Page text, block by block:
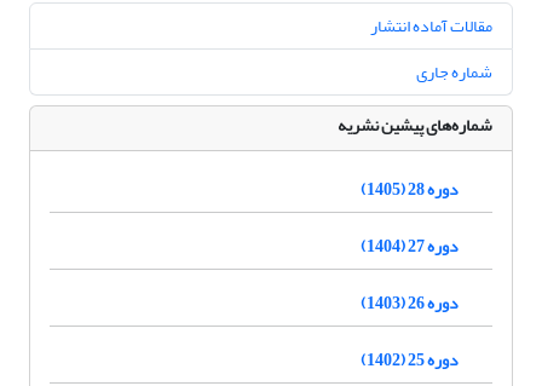
مقالات آماده انتشار
شماره جاری
شماره‌های پیشین نشریه
دوره 28 (1405)
دوره 27 (1404)
دوره 26 (1403)
دوره 25 (1402)